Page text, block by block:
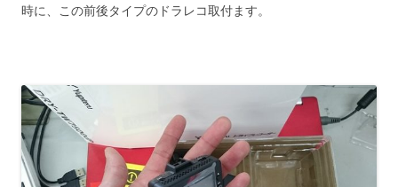
時に、この前後タイプのドラレコ取付ます。